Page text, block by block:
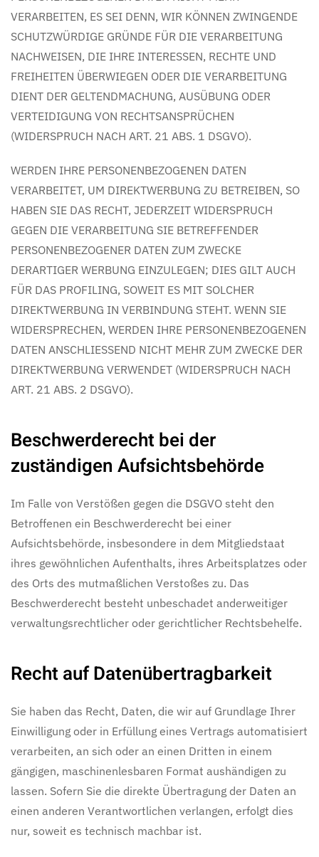
VERARBEITEN, ES SEI DENN, WIR KÖNNEN ZWINGENDE
SCHUTZWÜRDIGE GRÜNDE FÜR DIE VERARBEITUNG
NACHWEISEN, DIE IHRE INTERESSEN, RECHTE UND
FREIHEITEN ÜBERWIEGEN ODER DIE VERARBEITUNG
DIENT DER GELTENDMACHUNG, AUSÜBUNG ODER
VERTEIDIGUNG VON RECHTSANSPRÜCHEN
(WIDERSPRUCH NACH ART. 21 ABS. 1 DSGVO).
WERDEN IHRE PERSONENBEZOGENEN DATEN
VERARBEITET, UM DIREKTWERBUNG ZU BETREIBEN, SO
HABEN SIE DAS RECHT, JEDERZEIT WIDERSPRUCH
GEGEN DIE VERARBEITUNG SIE BETREFFENDER
PERSONENBEZOGENER DATEN ZUM ZWECKE
DERARTIGER WERBUNG EINZULEGEN; DIES GILT AUCH
FÜR DAS PROFILING, SOWEIT ES MIT SOLCHER
DIREKTWERBUNG IN VERBINDUNG STEHT. WENN SIE
WIDERSPRECHEN, WERDEN IHRE PERSONENBEZOGENEN
DATEN ANSCHLIESSEND NICHT MEHR ZUM ZWECKE DER
DIREKTWERBUNG VERWENDET (WIDERSPRUCH NACH
ART. 21 ABS. 2 DSGVO).
Beschwerde­recht bei der
zuständigen Aufsichts­behörde
Im Falle von Verstößen gegen die DSGVO steht den
Betroffenen ein Beschwerderecht bei einer
Aufsichtsbehörde, insbesondere in dem Mitgliedstaat
ihres gewöhnlichen Aufenthalts, ihres Arbeitsplatzes oder
des Orts des mutmaßlichen Verstoßes zu. Das
Beschwerderecht besteht unbeschadet anderweitiger
verwaltungsrechtlicher oder gerichtlicher Rechtsbehelfe.
Recht auf Daten­übertrag­barkeit
Sie haben das Recht, Daten, die wir auf Grundlage Ihrer
Einwilligung oder in Erfüllung eines Vertrags automatisiert
verarbeiten, an sich oder an einen Dritten in einem
gängigen, maschinenlesbaren Format aushändigen zu
lassen. Sofern Sie die direkte Übertragung der Daten an
einen anderen Verantwortlichen verlangen, erfolgt dies
nur, soweit es technisch machbar ist.